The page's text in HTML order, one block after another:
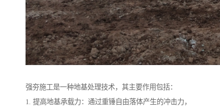
强夯施工是一种地基处理技术，其主要作用包括：
1. 提高地基承载力：通过重锤自由落体产生的冲击力，